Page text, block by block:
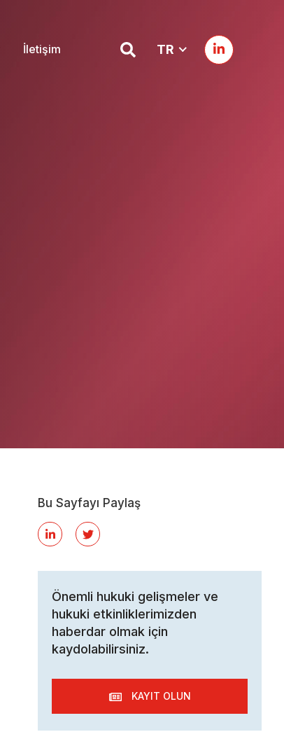
İletişim TR
Bu Sayfayı Paylaş
Önemli hukuki gelişmeler ve
hukuki etkinliklerimizden
haberdar olmak için
kaydolabilirsiniz.
KAYIT OLUN